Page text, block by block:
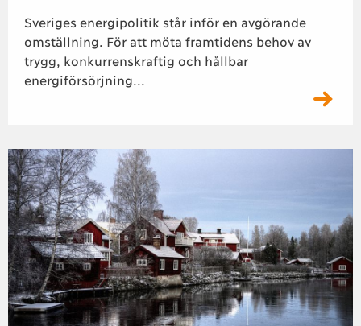
Sveriges energipolitik står inför en avgörande
omställning. För att möta framtidens behov av
trygg, konkurrenskraftig och hållbar
energiförsörjning...